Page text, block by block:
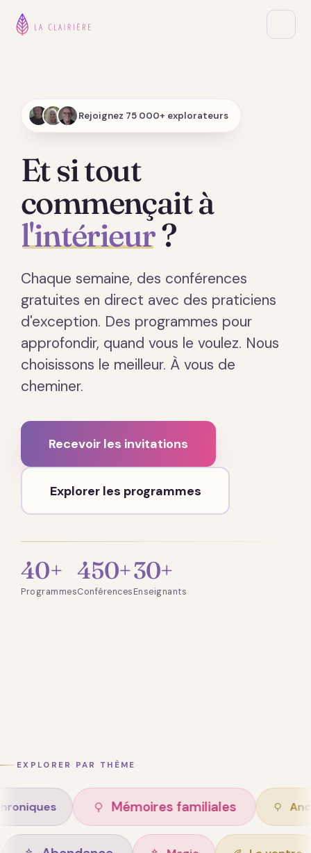
Rejoignez 75 000+ explorateurs
Et si tout
commençait à
l'intérieur?
Chaque semaine, des conférences
gratuites en direct avec des praticiens
d'exception. Des programmes pour
approfondir, quand vous le voulez. Nous
choisissons le meilleur. À vous de
cheminer.
Recevoir les invitations
Explorer les programmes
40+
Programmes
450+
Conférences
30+
Enseignants
EXPLORER PAR THÈME
Mémoires familiales Ancêtres